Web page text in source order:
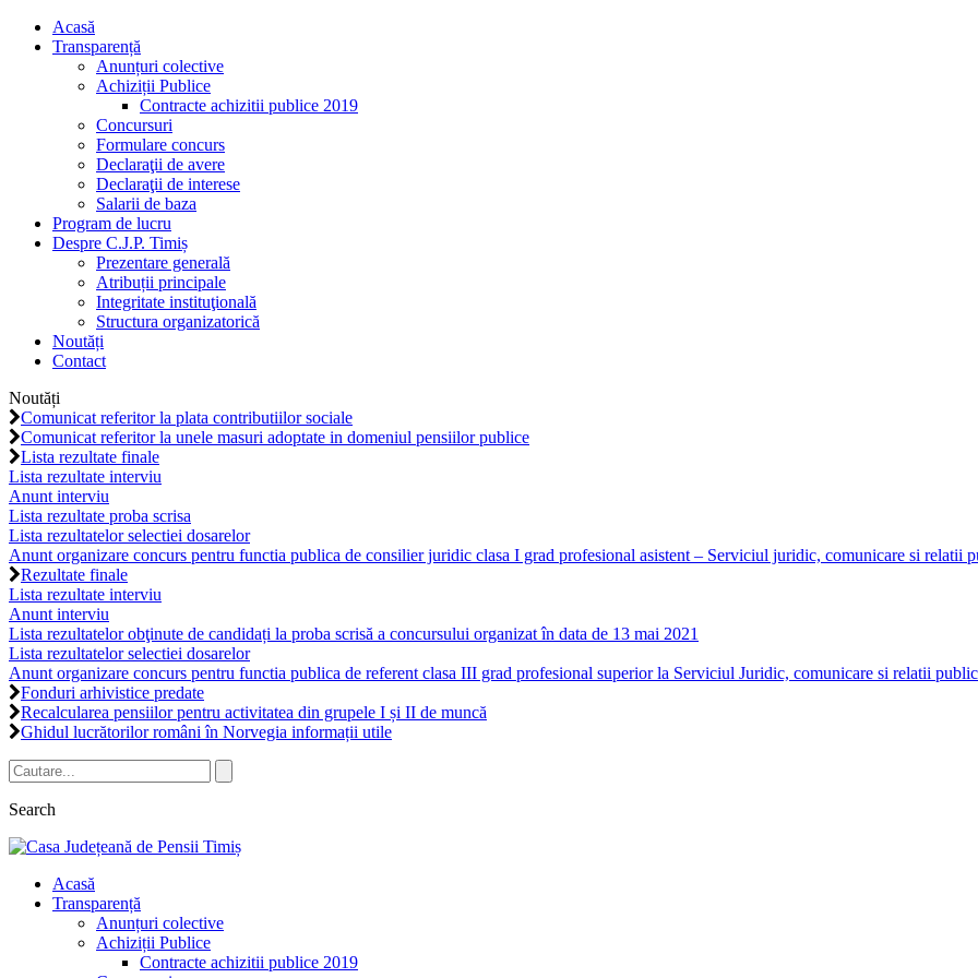
Acasă
Transparență
Anunțuri colective
Achiziții Publice
Contracte achizitii publice 2019
Concursuri
Formulare concurs
Declaraţii de avere
Declaraţii de interese
Salarii de baza
Program de lucru
Despre C.J.P. Timiș
Prezentare generală
Atribuții principale
Integritate instituţională
Structura organizatorică
Noutăți
Contact
Noutăți
Comunicat referitor la plata contributiilor sociale
Comunicat referitor la unele masuri adoptate in domeniul pensiilor publice
Lista rezultate finale
Lista rezultate interviu
Anunt interviu
Lista rezultate proba scrisa
Lista rezultatelor selectiei dosarelor
Anunt organizare concurs pentru functia publica de consilier juridic clasa I grad profesional asistent – Serviciul juridic, comunicare si relatii
Rezultate finale
Lista rezultate interviu
Anunt interviu
Lista rezultatelor obţinute de candidați la proba scrisă a concursului organizat în data de 13 mai 2021
Lista rezultatelor selectiei dosarelor
Anunt organizare concurs pentru functia publica de referent clasa III grad profesional superior la Serviciul Juridic, comunicare si relatii
Fonduri arhivistice predate
Recalcularea pensiilor pentru activitatea din grupele I și II de muncă
Ghidul lucrătorilor români în Norvegia informații utile
Search
Acasă
Transparență
Anunțuri colective
Achiziții Publice
Contracte achizitii publice 2019